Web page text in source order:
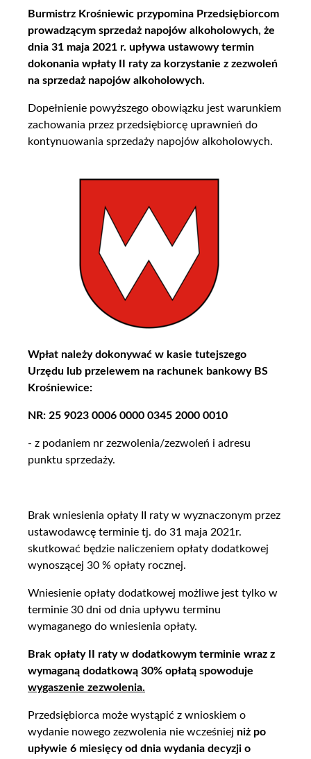
Burmistrz Krośniewic przypomina Przedsiębiorcom
prowadzącym sprzedaż napojów alkoholowych, że
dnia 31 maja 2021 r. upływa ustawowy termin
dokonania wpłaty II raty za korzystanie z zezwoleń
na sprzedaż napojów alkoholowych.
Dopełnienie powyższego obowiązku jest warunkiem
zachowania przez przedsiębiorcę uprawnień do
kontynuowania sprzedaży napojów alkoholowych.
Wpłat należy dokonywać w kasie tutejszego
Urzędu lub przelewem na rachunek bankowy BS
Krośniewice:
NR: 25 9023 0006 0000 0345 2000 0010
- z podaniem nr zezwolenia/zezwoleń i adresu
punktu sprzedaży.
Brak wniesienia opłaty II raty w wyznaczonym przez
ustawodawcę terminie tj. do 31 maja 2021r.
skutkować będzie naliczeniem opłaty dodatkowej
wynoszącej 30 % opłaty rocznej.
Wniesienie opłaty dodatkowej możliwe jest tylko w
terminie 30 dni od dnia upływu terminu
wymaganego do wniesienia opłaty.
Brak opłaty II raty w dodatkowym terminie wraz z
wymaganą dodatkową 30% opłatą spowoduje
wygaszenie zezwolenia.
Przedsiębiorca może wystąpić z wnioskiem o
wydanie nowego zezwolenia nie wcześniej niż po
upływie 6 miesięcy od dnia wydania decyzji o